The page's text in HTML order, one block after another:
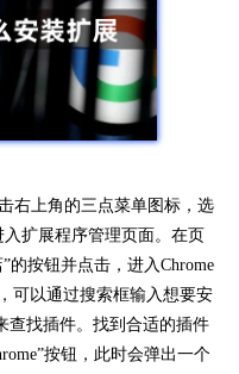
右上角的三点菜单图标，选
入扩展程序管理页面。在页
的按钮并点击，进入Chrome
可以通过搜索框输入想要安
查找插件。找到合适的插件
按钮，此时会弹出一个